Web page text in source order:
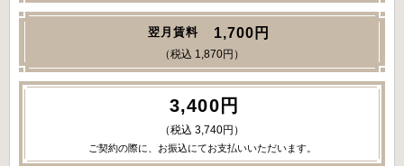
翌月賃料 1,700円
（税込 1,870円）
3,400円
（税込 3,740円）
ご契約の際に、お振込にてお支払いいただいます。